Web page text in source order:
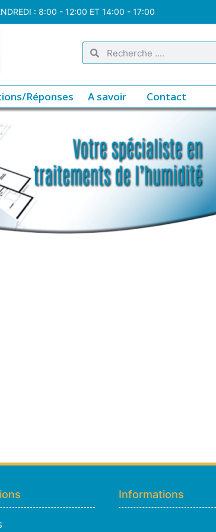
: 8:00 - 12:00 ET 14:00 - 17:00
Réponses A savoir Contact
Informations
H
👋 Bonjour ! Je suis